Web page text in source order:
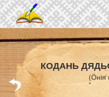
Skip to main content
КОДАНЬ
(Ӧнія